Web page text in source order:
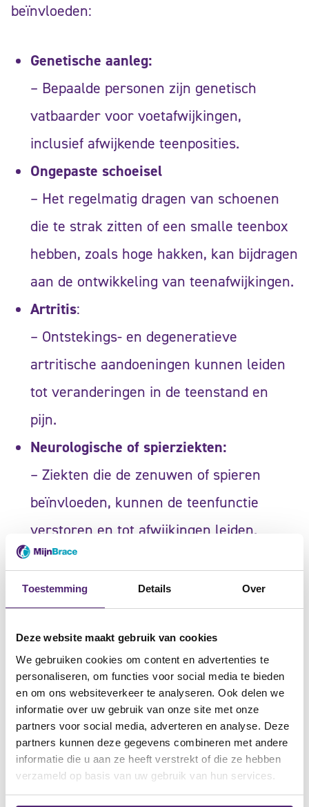
Toestemming Details Over
Deze website maakt gebruik van cookies
We gebruiken cookies om content en advertenties te
personaliseren, om functies voor social media te bieden
en om ons websiteverkeer te analyseren. Ook delen we
informatie over uw gebruik van onze site met onze
partners voor social media, adverteren en analyse. Deze
partners kunnen deze gegevens combineren met andere
informatie die u aan ze heeft verstrekt of die ze hebben
verzameld op basis van uw gebruik van hun services.
beïnvloeden:
Genetische aanleg:
– Bepaalde personen zijn genetisch
vatbaarder voor voetafwijkingen,
inclusief afwijkende teenposities.
Ongepaste schoeisel
– Het regelmatig dragen van schoenen
die te strak zitten of een smalle teenbox
hebben, zoals hoge hakken, kan bijdragen
aan de ontwikkeling van teenafwijkingen.
Artritis:
– Ontstekings- en degeneratieve
artritische aandoeningen kunnen leiden
tot veranderingen in de teenstand en
pijn.
Neurologische of spierziekten:
– Ziekten die de zenuwen of spieren
beïnvloeden, kunnen de teenfunctie
verstoren en tot afwijkingen leiden.
combinatie werken om teenafwijkingen te
veroorzaken. Het begrijpen van deze
oorzaken is essentieel voor het kiezen van
de juiste behandelingen en preventieve
maatregelen.